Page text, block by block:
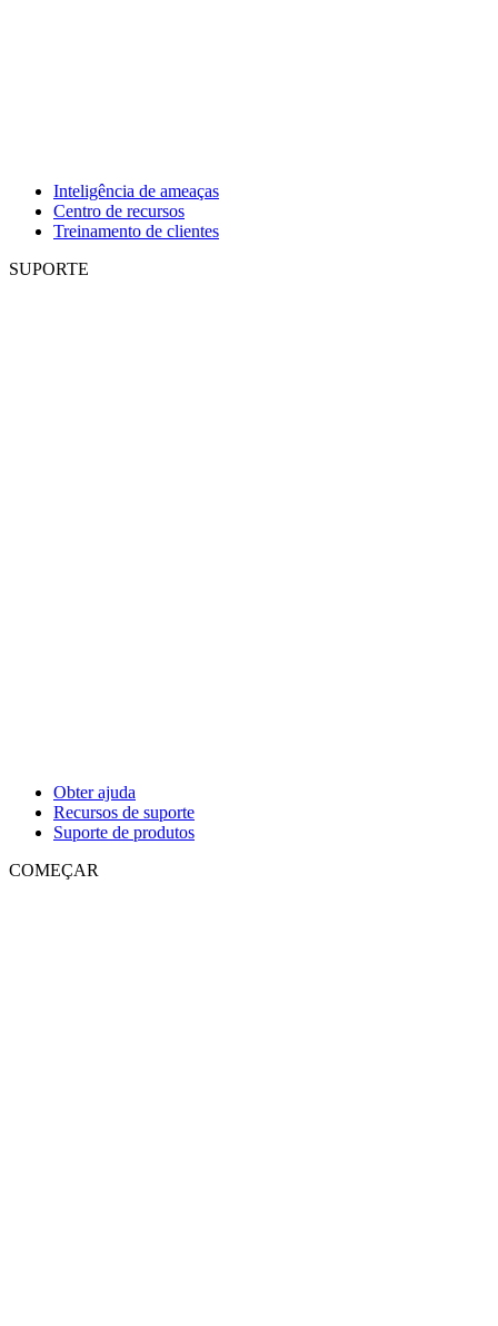
Inteligência de ameaças
Centro de recursos
Treinamento de clientes
SUPORTE
Obter ajuda
Recursos de suporte
Suporte de produtos
COMEÇAR